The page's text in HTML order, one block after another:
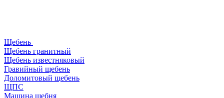
Щебень
Щебень гранитный
Щебень известняковый
Гравийный щебень
Доломитовый щебень
ЩПС
Машина щебня